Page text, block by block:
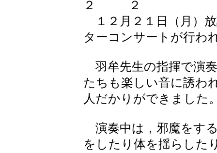
１２月２１日（月）
ターコンサートが行わ
羽牟先生の指揮で演
たちも楽しい音に誘わ
人だかりができました
演奏中は，邪魔をす
をしたり体を揺らした